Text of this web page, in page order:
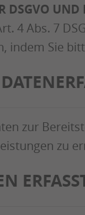
DSGVO UND
4 Abs. 7
indem Sie
zur
zu